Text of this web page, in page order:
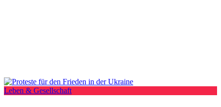
Leben & Gesellschaft